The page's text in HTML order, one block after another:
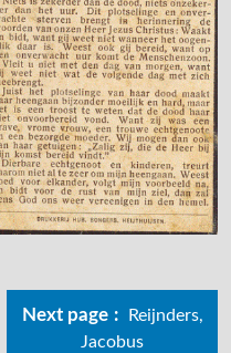
Next page
Reijnders,
Jacobus